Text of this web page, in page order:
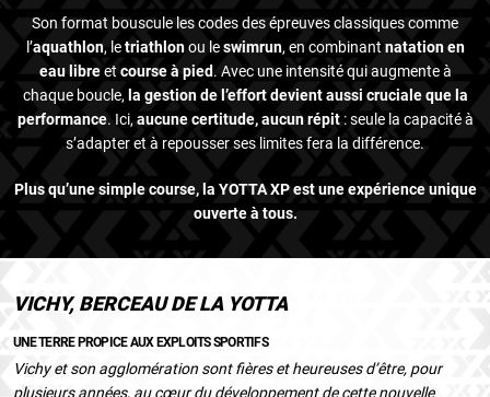
Son format bouscule les codes des épreuves classiques comme
l’aquathlon, letriathlonou leswimrun, en combinant natation en
eau libreetcourse à pied. Avec une intensité qui augmente à
chaque boucle, la gestion de l’effort devient aussi cruciale que la
performance. Ici, aucune certitude, aucun répit: seule la capacité à
s’adapter et à repousser ses limites fera la différence.
Plus qu’une simple course, la YOTTA XP est une expérience unique
ouverte à tous.
VICHY, BERCEAU DE LA YOTTA
UNE TERRE PROPICE AUX EXPLOITS SPORTIFS
Vichy et son agglomération sont fières et heureuses d’être, pour
plusieurs années, au cœur du développement de cette nouvelle